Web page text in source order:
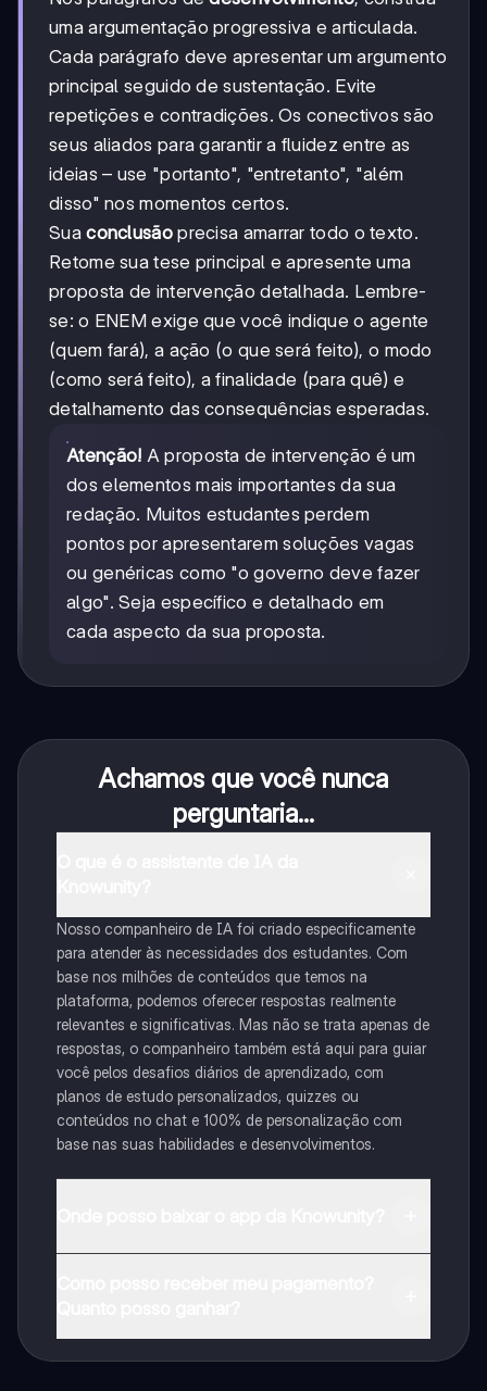
uma argumentação progressiva e articulada.
Cada parágrafo deve apresentar um argumento
principal seguido de sustentação. Evite
repetições e contradições. Os conectivos são
seus aliados para garantir a fluidez entre as
ideias – use "portanto", "entretanto", "além
disso" nos momentos certos.
Suaconclusãoprecisa amarrar todo o texto.
Retome sua tese principal e apresente uma
proposta de intervenção detalhada. Lembre-
se: o ENEM exige que você indique o agente
(quem fará), a ação (o que será feito), o modo
(como será feito), a finalidade (para quê) e
detalhamento das consequências esperadas.
Atenção! A proposta de intervenção é um
dos elementos mais importantes da sua
redação. Muitos estudantes perdem
pontos por apresentarem soluções vagas
ou genéricas como "o governo deve fazer
algo". Seja específico e detalhado em
cada aspecto da sua proposta.
Achamos que você nunca
perguntaria...
Nosso companheiro de IA foi criado especificamente
para atender às necessidades dos estudantes. Com
base nos milhões de conteúdos que temos na
plataforma, podemos oferecer respostas realmente
relevantes e significativas. Mas não se trata apenas de
respostas, o companheiro também está aqui para guiar
você pelos desafios diários de aprendizado, com
planos de estudo personalizados, quizzes ou
conteúdos no chat e 100% de personalização com
base nas suas habilidades e desenvolvimentos.